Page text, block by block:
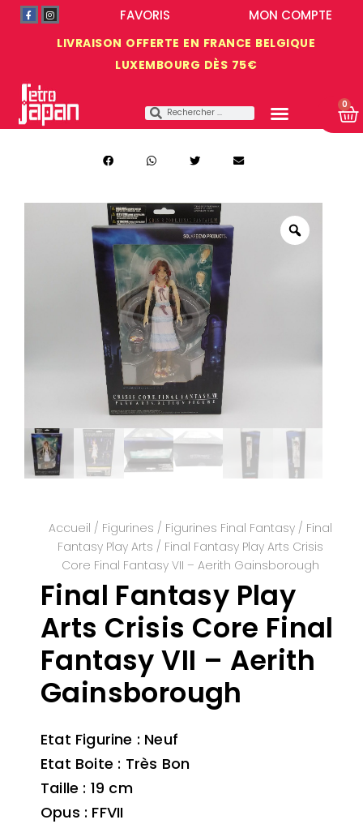
LIVRAISON OFFERTE EN FRANCE BELGIQUE
LUXEMBOURG DÈS 75€
MON COMPTE
FAVORIS
0
Accueil / Figurines / Figurines Final Fantasy / Final
Fantasy Play Arts / Final Fantasy Play Arts Crisis
Core Final Fantasy VII – Aerith Gainsborough
Final Fantasy Play
Arts Crisis Core Final
Fantasy VII – Aerith
Gainsborough
Etat Figurine : Neuf
Etat Boite : Très Bon
Taille : 19 cm
Opus : FFVII